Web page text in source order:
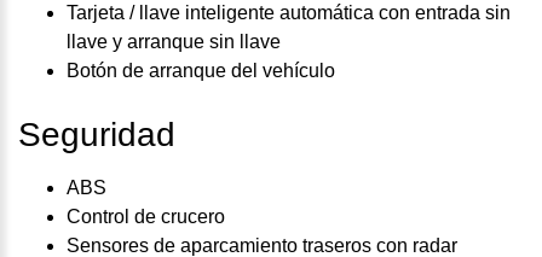
Tarjeta / llave inteligente automática con entrada sin
llave y arranque sin llave
Botón de arranque del vehículo
Seguridad
ABS
Control de crucero
Sensores de aparcamiento traseros con radar